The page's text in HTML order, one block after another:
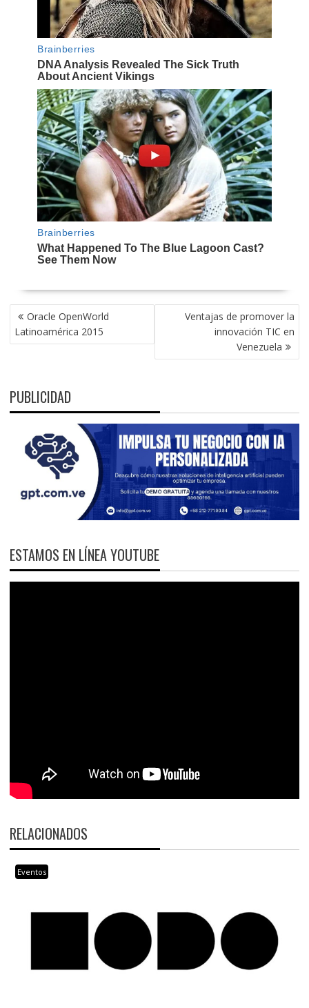
NAVEGACIÓN
DE
ENTRADAS
Oracle OpenWorld
Latinoamérica 2015
Ventajas de promover la
innovación TIC en
Venezuela
PUBLICIDAD
ESTAMOS EN LÍNEA YOUTUBE
RELACIONADOS
Eventos